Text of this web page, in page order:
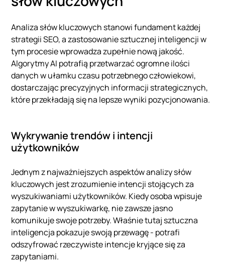
Analiza słów kluczowych stanowi fundament każdej
strategii SEO, a zastosowanie sztucznej inteligencji w
tym procesie wprowadza zupełnie nową jakość.
Algorytmy AI potrafią przetwarzać ogromne ilości
danych w ułamku czasu potrzebnego człowiekowi,
dostarczając precyzyjnych informacji strategicznych,
które przekładają się na lepsze wyniki pozycjonowania.
Wykrywanie trendów i intencji
użytkowników
Jednym z najważniejszych aspektów analizy słów
kluczowych jest zrozumienie intencji stojących za
wyszukiwaniami użytkowników. Kiedy osoba wpisuje
zapytanie w wyszukiwarkę, nie zawsze jasno
komunikuje swoje potrzeby. Właśnie tutaj sztuczna
inteligencja pokazuje swoją przewagę - potrafi
odszyfrować rzeczywiste intencje kryjące się za
zapytaniami.